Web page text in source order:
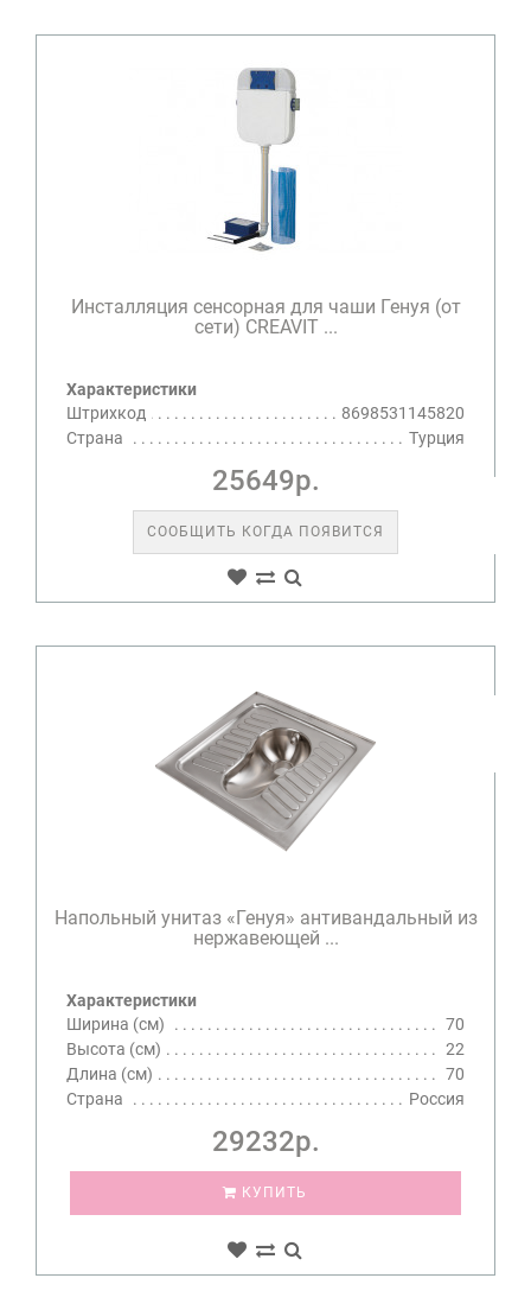
Инсталляция сенсорная для чаши Генуя (от
сети) CREAVIT ...
Характеристики
Штрихкод
8698531145820
Страна
Турция
25649р.
СООБЩИТЬ КОГДА ПОЯВИТСЯ
Напольный унитаз «Генуя» антивандальный из
нержавеющей ...
Характеристики
Ширина (см)
70
Высота (см)
22
Длина (см)
70
Страна
Россия
29232р.
КУПИТЬ